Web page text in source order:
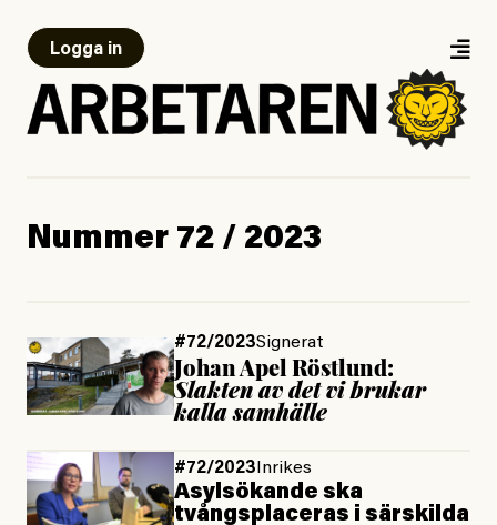
Logga in
Nummer 72 / 2023
#72/2023Signerat
Johan Apel Röstlund:
Slakten av det vi brukar
kalla samhälle
#72/2023 Inrikes
Asylsökande ska
tvångsplaceras i särskilda